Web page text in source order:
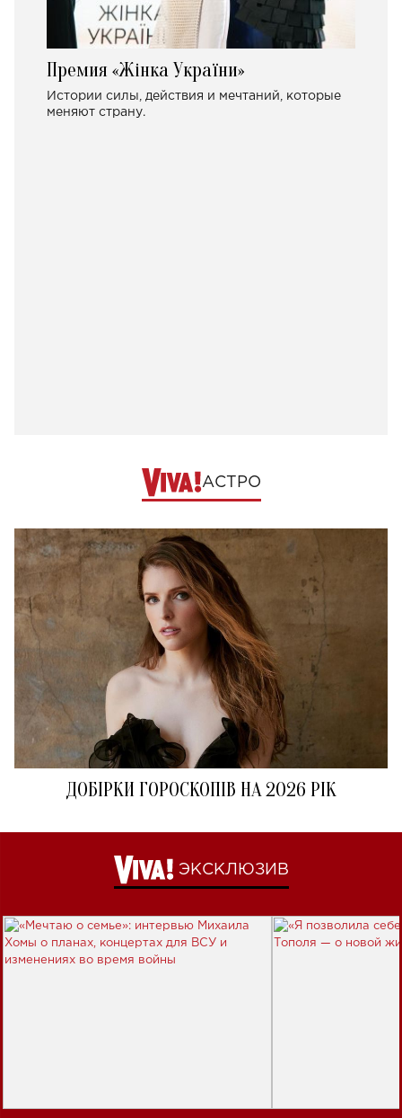
Премия «Жінка України»
Истории силы, действия и мечтаний, которые
меняют страну.
АСТРО
ДОБІРКИ ГОРОСКОПІВ НА 2026 РІК
ЭКСКЛЮЗИВ